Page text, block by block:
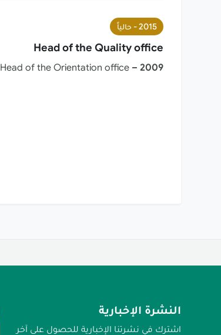
2015 - حالياً
Head of the Quality office
2009 – Nov. 2015:
Head of the Orientation office
النشرة الإخبارية
اشترك في نشرتنا الإخبارية للحصول على آخر